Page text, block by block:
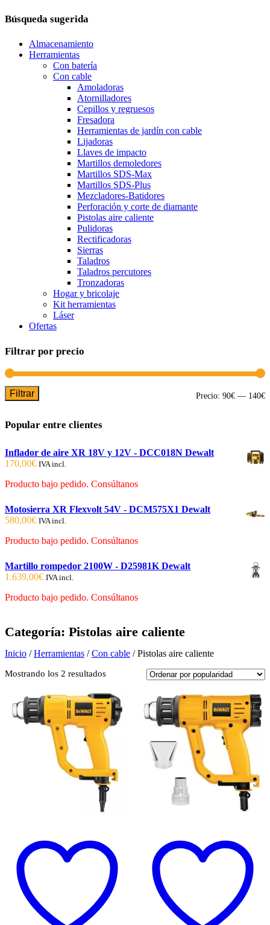
Búsqueda sugerida
Almacenamiento
Herramientas
Con batería
Con cable
Amoladoras
Atornilladores
Cepillos y regruesos
Fresadora
Herramientas de jardín con cable
Lijadoras
Llaves de impacto
Martillos demoledores
Martillos SDS-Max
Martillos SDS-Plus
Mezcladores-Batidores
Perforación y corte de diamante
Pistolas aire caliente
Pulidoras
Rectificadoras
Sierras
Taladros
Taladros percutores
Tronzadoras
Hogar y bricolaje
Kit herramientas
Láser
Ofertas
Filtrar por precio
Filtrar Precio: 90€ — 140€
Popular entre clientes
Inflador de aire XR 18V y 12V - DCC018N Dewalt
170,00€ IVA incl.
Producto bajo pedido. Consúltanos
Motosierra XR Flexvolt 54V - DCM575X1 Dewalt
580,00€ IVA incl.
Producto bajo pedido. Consúltanos
Martillo rompedor 2100W - D25981K Dewalt
1.639,00€ IVA incl.
Producto bajo pedido. Consúltanos
Categoría: Pistolas aire caliente
Inicio /Herramientas /Con cable / Pistolas aire caliente
Mostrando los 2 resultadosOrdenado
popularidad